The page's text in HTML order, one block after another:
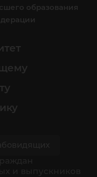
образования